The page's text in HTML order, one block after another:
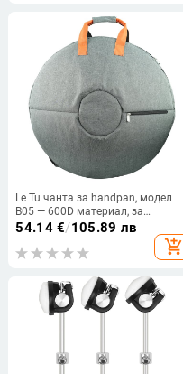
Le Tu чанта за handpan, модел
B05 — 600D материал, за
етнически ударни аксесоари,
54.14€/105.89 лв
add_shopping_cart